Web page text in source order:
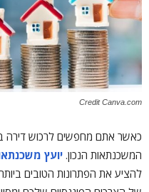
Credit Canva.com
כאשר אתם מחפשים לרכוש דירה
המשכנתאות הנכון. יועץ
להציע את הפתרונות הטובים